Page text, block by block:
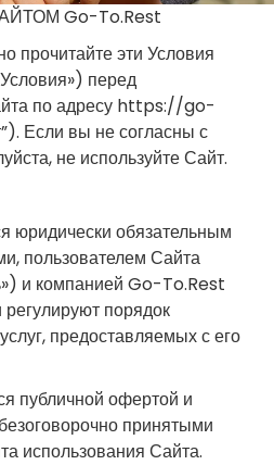
Go-To.Rest
прочитайте эти Условия
перед
по адресу https://go-
Если вы не согласны с
не используйте Сайт.
юридически обязательным
пользователем Сайта
и компанией Go-To.Rest
порядок
предоставляемых с его
публичной офертой и
принятыми
использования Сайта.